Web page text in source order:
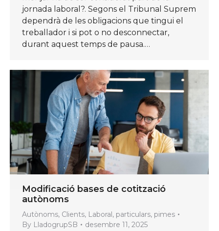
jornada laboral?. Segons el Tribunal Suprem
dependrà de les obligacions que tingui el
treballador i si pot o no desconnectar,
durant aquest temps de pausa.…
Modificació bases de cotització
autònoms
Autònoms, Clients, Laboral, particulars, pimes
By LladogrupSB desembre 11, 2025